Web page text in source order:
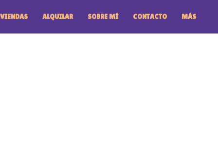
ALQUILAR SOBRE MÍ CONTACTO MÁS